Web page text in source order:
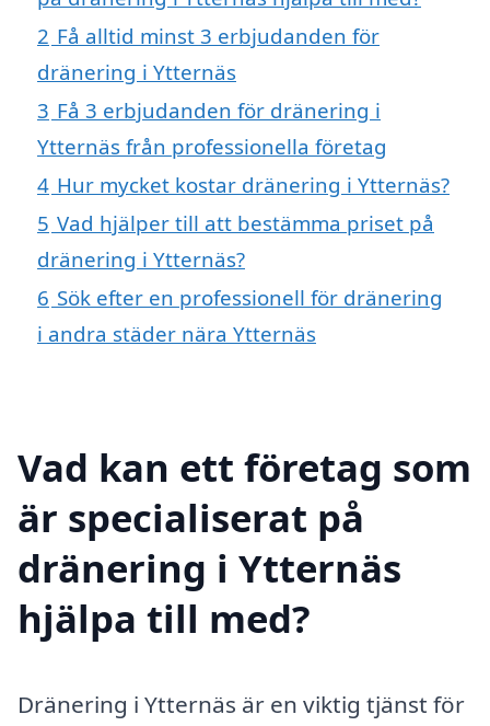
2 Få alltid minst 3 erbjudanden för
dränering i Ytternäs
3 Få 3 erbjudanden för dränering i
Ytternäs från professionella företag
4 Hur mycket kostar dränering i Ytternäs?
5 Vad hjälper till att bestämma priset på
dränering i Ytternäs?
6 Sök efter en professionell för dränering
i andra städer nära Ytternäs
Vad kan ett företag som
är specialiserat på
dränering i Ytternäs
hjälpa till med?
Dränering i Ytternäs är en viktig tjänst för